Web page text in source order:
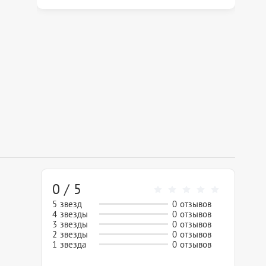
0 / 5
5 звезд
0 отзывов
4 звезды
0 отзывов
3 звезды
0 отзывов
2 звезды
0 отзывов
1 звезда
0 отзывов